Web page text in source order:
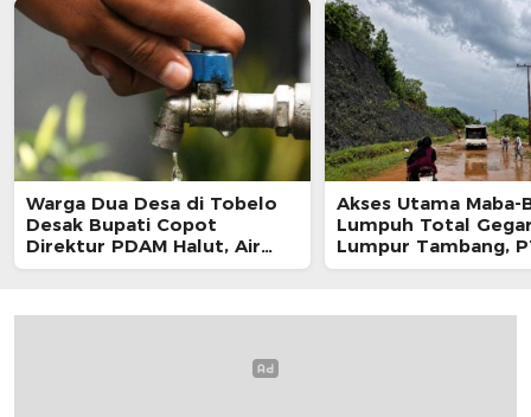
Warga Dua Desa di Tobelo
Desak Bupati Copot
Direktur PDAM Halut, Air
Tak Mengalir Berpekan-
Akses Utama Maba-
Lumpuh Total
Lumpur Tambang,
Raya Dituding Lalai